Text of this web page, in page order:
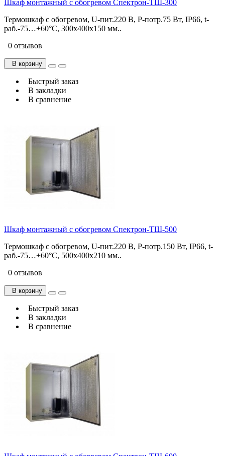
Шкаф монтажный с обогревом Спектрон-ТШ-300
Термошкаф с обогревом, U-пит.220 В, P-потр.75 Вт, IP66, t-
раб.-75…+60°С, 300х400х150 мм..
0 отзывов
В корзину
Быстрый заказ
В закладки
В сравнение
Шкаф монтажный с обогревом Спектрон-ТШ-500
Термошкаф с обогревом, U-пит.220 В, P-потр.150 Вт, IP66, t-
раб.-75…+60°С, 500х400х210 мм..
0 отзывов
В корзину
Быстрый заказ
В закладки
В сравнение